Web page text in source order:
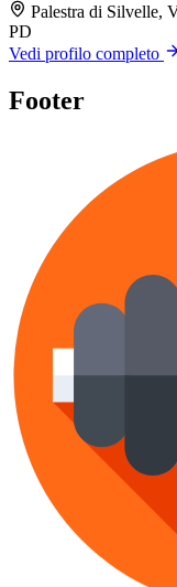
Palestra di Silvelle,
PD
Vedi profilo completo
Footer